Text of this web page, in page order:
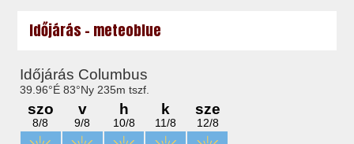
Időjárás - meteoblue